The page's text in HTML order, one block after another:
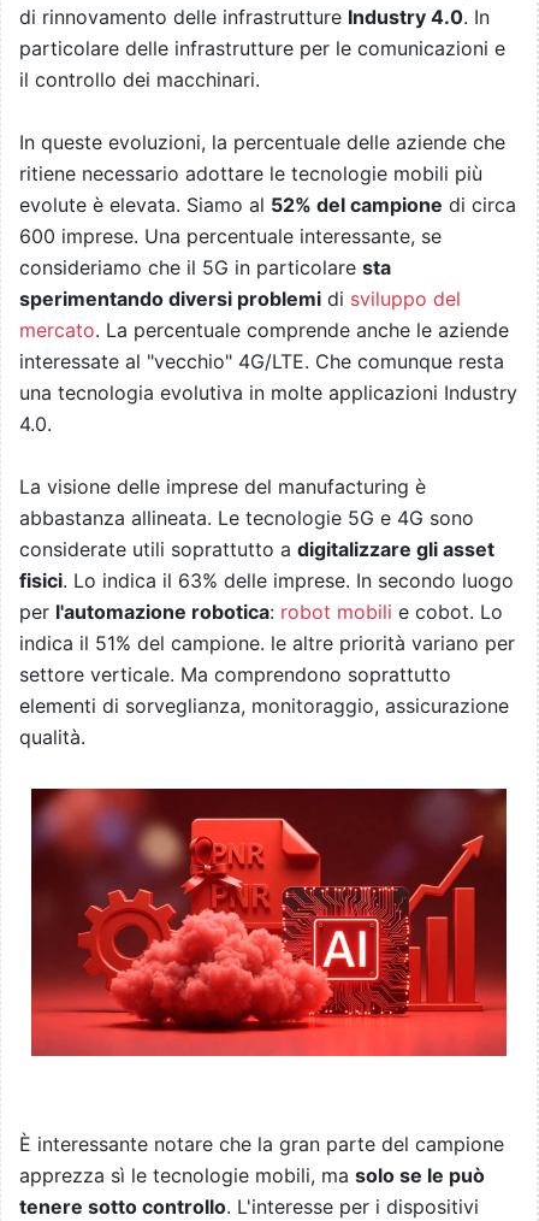
di rinnovamento delle infrastrutture Industry 4.0. In
particolare delle infrastrutture per le comunicazioni e
il controllo dei macchinari.
In queste evoluzioni, la percentuale delle aziende che
ritiene necessario adottare le tecnologie mobili più
evolute è elevata. Siamo al 52% del campione di circa
600 imprese. Una percentuale interessante, se
consideriamo che il 5G in particolare sta
sperimentando diversi problemi di sviluppo del
mercato. La percentuale comprende anche le aziende
interessate al "vecchio" 4G/LTE. Che comunque resta
una tecnologia evolutiva in molte applicazioni Industry
4.0.
La visione delle imprese del manufacturing è
abbastanza allineata. Le tecnologie 5G e 4G sono
considerate utili soprattutto a digitalizzare gli asset
fisici. Lo indica il 63% delle imprese. In secondo luogo
per l'automazione robotica: robot mobili e cobot. Lo
indica il 51% del campione. le altre priorità variano per
settore verticale. Ma comprendono soprattutto
elementi di sorveglianza, monitoraggio, assicurazione
qualità.
È interessante notare che la gran parte del campione
apprezza sì le tecnologie mobili, ma solo se le può
tenere sotto controllo. L'interesse per i dispositivi